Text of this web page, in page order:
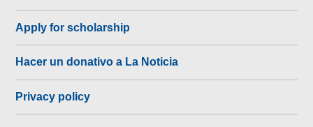
Apply for scholarship
Hacer un donativo a La Noticia
Privacy policy